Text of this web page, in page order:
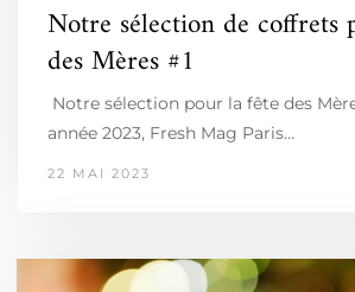
Notre sélection de coffrets
des Mères #1
Notre sélection pour la fête des
année 2023, Fresh Mag Paris…
22 MAI 2023